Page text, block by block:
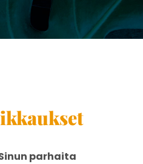
parhaita